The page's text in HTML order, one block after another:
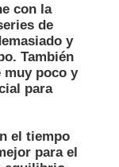
con la
de
y
También
muy poco y
para
el tiempo
para el